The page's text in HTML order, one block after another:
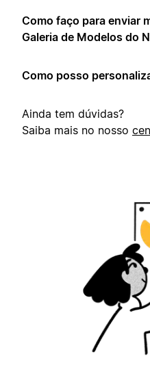
Como faço para enviar
Galeria de Modelos do
Como posso
Ainda tem dúvidas?
Saiba mais no nosso